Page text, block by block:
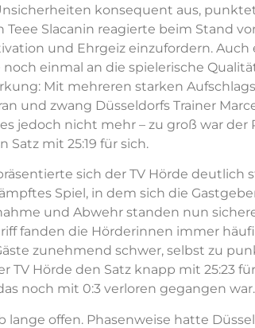
konsequent aus,
Slacanin reagierte beim Stand
und Ehrgeiz einzufordern. Auch
noch einmal an die spielerische
Mit mehreren starken
und zwang Düsseldorfs Trainer
jedoch nicht mehr – zu groß war der
Satz mit 25:19 für sich.
sich der TV Hörde deutlich
Spiel, in dem sich die
und Abwehr standen nun
fanden die Hörderinnen immer
zunehmend schwer, selbst zu
TV Hörde den Satz knapp mit 25:23
noch mit 0:3 verloren gegangen war.
lange offen. Phasenweise hatte